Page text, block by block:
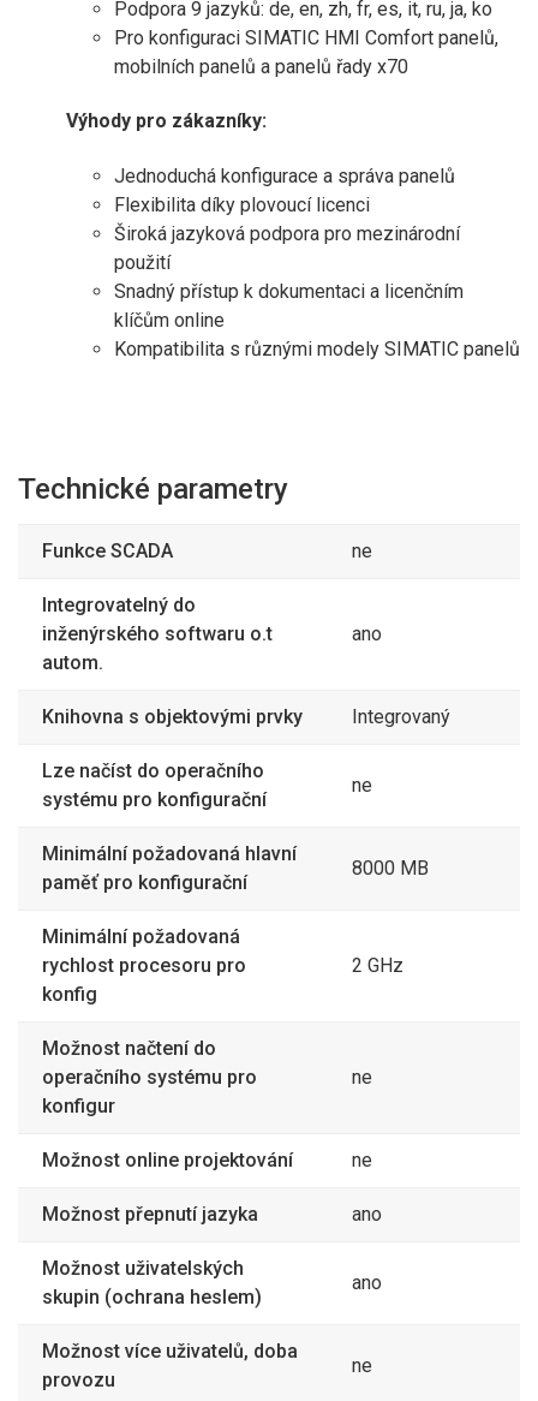
Podpora 9 jazyků: de, en, zh, fr, es, it, ru, ja, ko
Pro konfiguraci SIMATIC HMI Comfort panelů,
mobilních panelů a panelů řady x70
Výhody pro zákazníky:
Jednoduchá konfigurace a správa panelů
Flexibilita díky plovoucí licenci
Široká jazyková podpora pro mezinárodní
použití
Snadný přístup k dokumentaci a licenčním
klíčům online
Kompatibilita s různými modely SIMATIC panelů
Technické parametry
Funkce SCADA ne
Integrovatelný do
inženýrského softwaru o.t
autom.
ano
Knihovna s objektovými prvky Integrovaný
Lze načíst do operačního
systému pro konfigurační
ne
Minimální požadovaná hlavní
paměť pro konfigurační
8000 MB
Minimální požadovaná
rychlost procesoru pro
konfig
2 GHz
Možnost načtení do
operačního systému pro
konfigur
ne
Možnost online projektování ne
Možnost přepnutí jazyka ano
Možnost uživatelských
skupin (ochrana heslem)
ano
Možnost více uživatelů, doba
provozu
ne